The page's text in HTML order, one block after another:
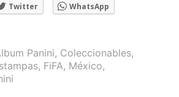
Twitter WhatsApp
Panini, Coleccionables,
, FiFA, México,